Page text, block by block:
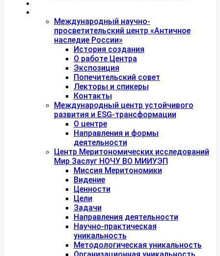
Международный научно-
просветительский центр «Античное
наследие России»
История создания
О работе Центра
Экспозиция
Попечительский совет
Лекторы и спикеры
Контакты
Международный центр устойчивого
развития и ESG-трансформации
О центре
Направления и формы
деятельности
Центр Меритономических исследований
Мир Заслуг НОЧУ ВО МИИУЭП
Миссия Меритономики
Видение
Ценности
Цели
Задачи
Направления деятельности
Научно-практическая
уникальность
Методологическая уникальность